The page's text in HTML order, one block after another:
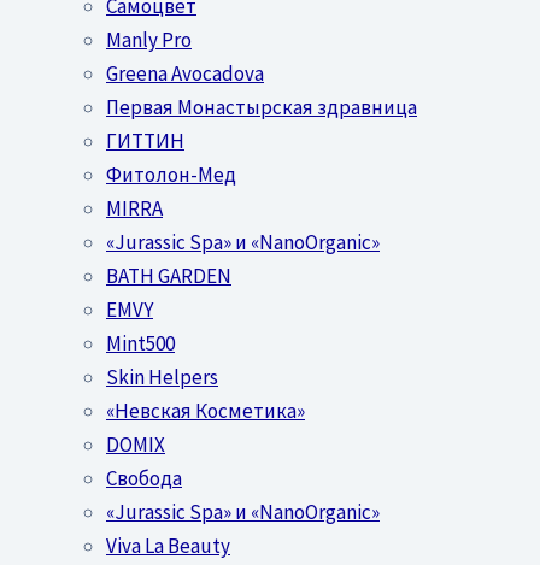
Самоцвет
Manly Pro
Greena Avocadova
Первая Монастырская здравница
ГИТТИН
Фитолон-Мед
MIRRA
«Jurassic Spa» и «NanoOrganic»
BATH GARDEN
EMVY
Mint500
Skin Helpers
«Невская Косметика»
DOMIX
Свобода
«Jurassic Spa» и «NanoOrganic»
Viva La Beauty